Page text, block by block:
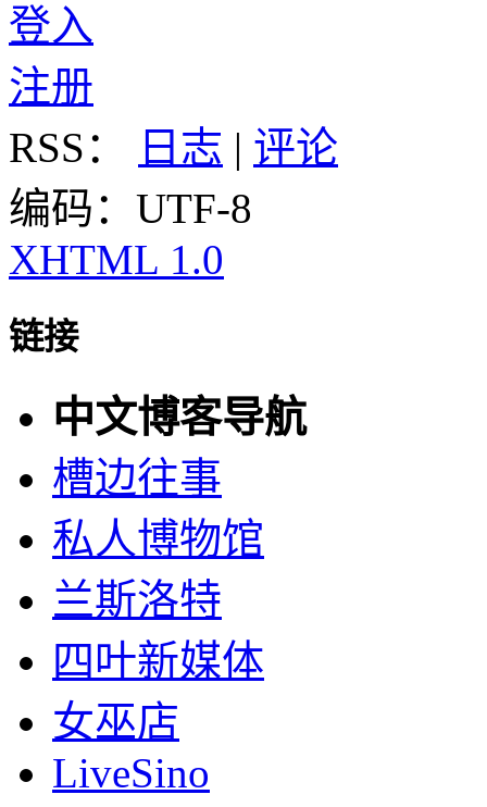
登入
注册
RSS：
日志 | 评论
编码：UTF-8
XHTML 1.0
链接
中文博客导航
槽边往事
私人博物馆
兰斯洛特
四叶新媒体
女巫店
LiveSino